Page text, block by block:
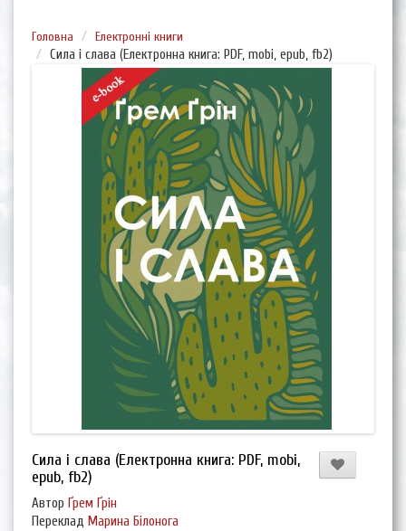
Головна
Електронні книги
Сила і слава (Електронна книга: PDF, mobi, epub, fb2)
Сила і слава (Електронна книга: PDF, mobi,
epub, fb2)
Автор Ґрем Ґрін
Переклад Марина Білонога